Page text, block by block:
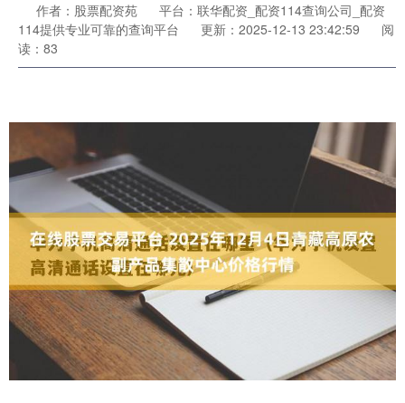
作者：股票配资苑
平台：联华配资_配资114查询公司_配资
114提供专业可靠的查询平台
更新：2025-12-13 23:42:59
阅
读：83